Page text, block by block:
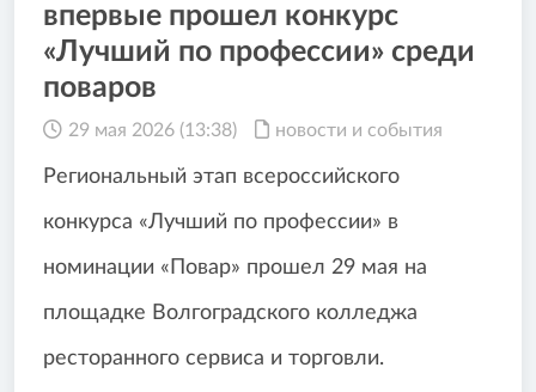
впервые прошел конкурс
«Лучший по профессии» среди
поваров
29 мая 2026 (13:38) новости и события
Региональный этап всероссийского
конкурса «Лучший по профессии» в
номинации «Повар» прошел 29 мая на
площадке Волгоградского колледжа
ресторанного сервиса и торговли.